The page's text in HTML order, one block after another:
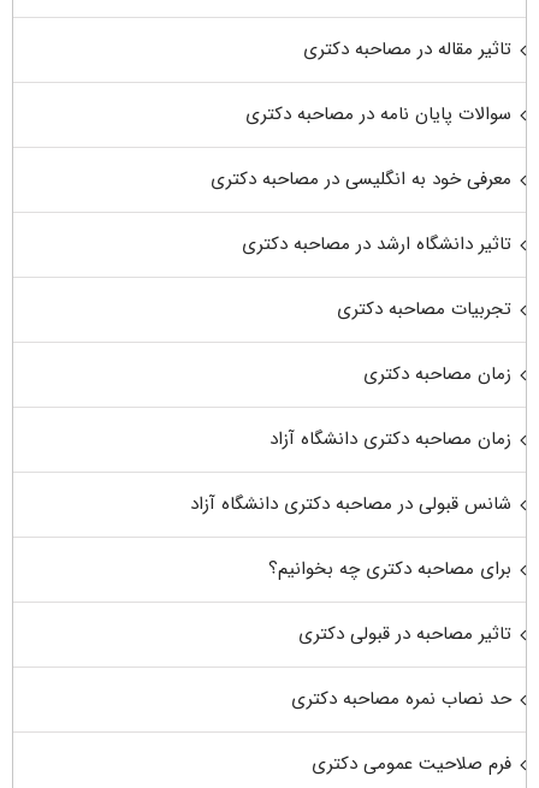
تاثیر مقاله در مصاحبه دکتری
سوالات پایان نامه در مصاحبه دکتری
معرفی خود به انگلیسی در مصاحبه دکتری
تاثیر دانشگاه ارشد در مصاحبه دکتری
تجربیات مصاحبه دکتری
زمان مصاحبه دکتری
زمان مصاحبه دکتری دانشگاه آزاد
شانس قبولی در مصاحبه دکتری دانشگاه آزاد
برای مصاحبه دکتری چه بخوانیم؟
تاثیر مصاحبه در قبولی دکتری
حد نصاب نمره مصاحبه دکتری
فرم صلاحیت عمومی دکتری